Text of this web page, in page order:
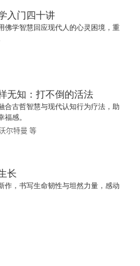
入门四十讲
佛学智慧回应现代人的心灵困境，重
无知：打不倒的活法
合古哲智慧与现代认知行为疗法，助
福感。
尔特曼 等
长
作，书写生命韧性与坦然力量，感动